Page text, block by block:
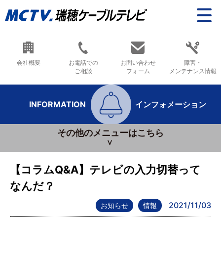
会社概要
お電話での
ご相談
お問い合わせ
フォーム
障害・
メンテナンス情報
INFORMATION インフォメーション
その他のメニューはこちら
【コラムQ&A】テレビの入力切替って
なんだ？
お知らせ 情報 2021/11/03